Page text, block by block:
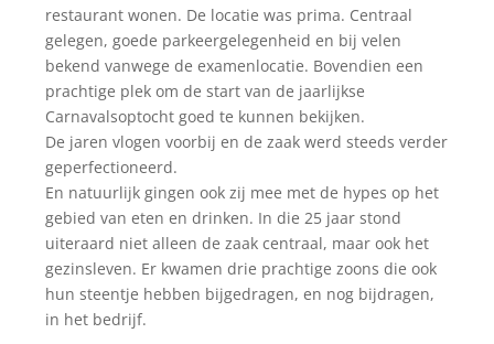
restaurant wonen. De locatie was prima. Centraal
gelegen, goede parkeergelegenheid en bij velen
bekend vanwege de examenlocatie. Bovendien een
prachtige plek om de start van de jaarlijkse
Carnavalsoptocht goed te kunnen bekijken.
De jaren vlogen voorbij en de zaak werd steeds verder
geperfectioneerd.
En natuurlijk gingen ook zij mee met de hypes op het
gebied van eten en drinken. In die 25 jaar stond
uiteraard niet alleen de zaak centraal, maar ook het
gezinsleven. Er kwamen drie prachtige zoons die ook
hun steentje hebben bijgedragen, en nog bijdragen,
in het bedrijf.